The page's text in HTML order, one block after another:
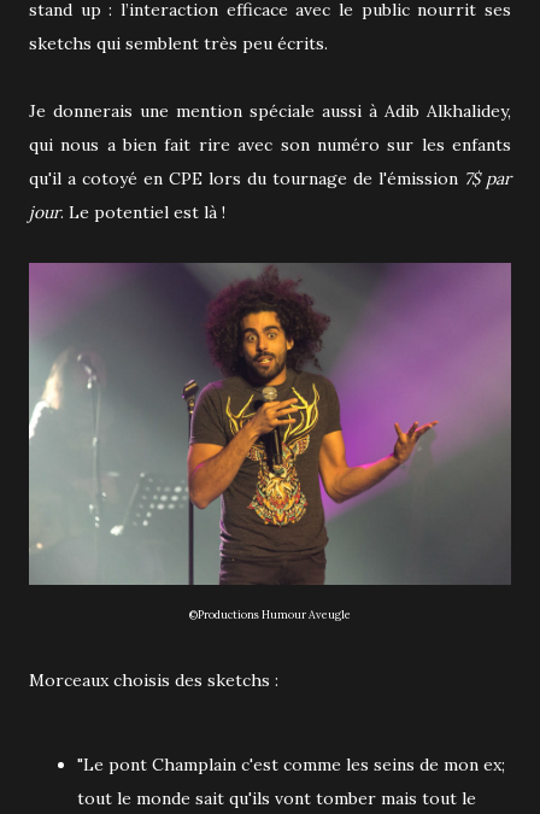
stand up : l’interaction efficace avec le public nourrit ses
sketchs qui semblent très peu écrits.
Je donnerais une mention spéciale aussi à Adib Alkhalidey,
qui nous a bien fait rire avec son numéro sur les enfants
qu'il a cotoyé en CPE lors du tournage de l'émission 7$ par
jour. Le potentiel est là !
©Productions Humour Aveugle
Morceaux choisis des sketchs :
"Le pont Champlain c'est comme les seins de mon ex;
tout le monde sait qu'ils vont tomber mais tout le